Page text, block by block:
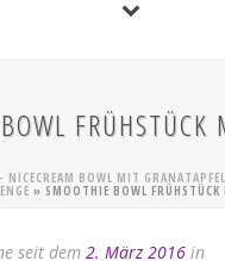
FRÜHSTÜCK
NICECREAM BOWL MIT
» SMOOTHIE BOWL
seit dem 2. März 2016 in